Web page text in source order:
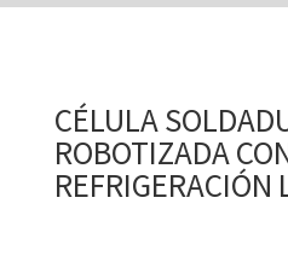
CÉLULA
ROBOTIZADA
REFRIGERACIÓN